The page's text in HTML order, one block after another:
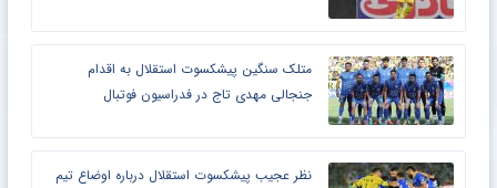
متلک سنگین پیشکسوت استقلال به اقدام
جنجالی مهدی تاج در فدراسیون فوتبال
نظر عجیب پیشکسوت استقلال درباره اوضاع تیم